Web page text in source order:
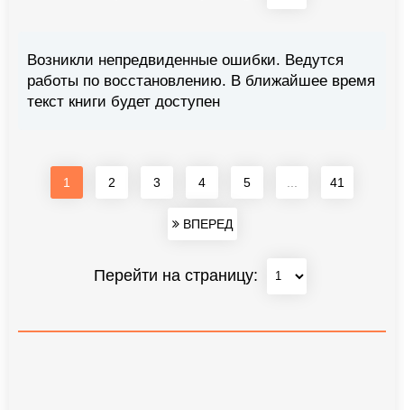
Возникли непредвиденные ошибки. Ведутся
работы по восстановлению. В ближайшее время
текст книги будет доступен
1 2 3 4 5 41
ВПЕРЕД
Перейти на страницу: